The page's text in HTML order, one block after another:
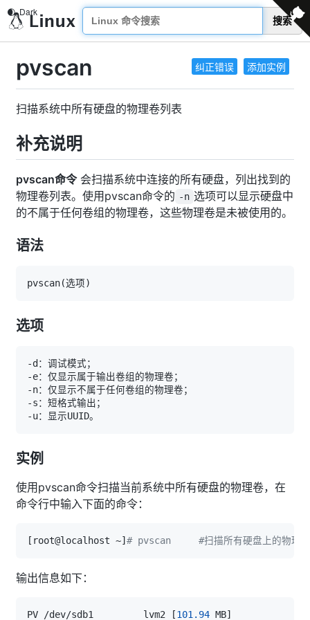
搜索
纠正错误 添加实例
pvscan
扫描系统中所有硬盘的物理卷列表
补充说明
pvscan命令会扫描系统中连接的所有硬盘，列出找到的
物理卷列表。使用pvscan命令的 -n 选项可以显示硬盘中
的不属于任何卷组的物理卷，这些物理卷是未被使用的。
语法
pvscan(选项)
选项
实例
使用pvscan命令扫描当前系统中所有硬盘的物理卷，在
命令行中输入下面的命令：
[ root@localhost ~] # pvscan     #扫描所有硬盘上的物理
输出信息如下：
PV /dev/sdb1         lvm2 [101.94 MB]